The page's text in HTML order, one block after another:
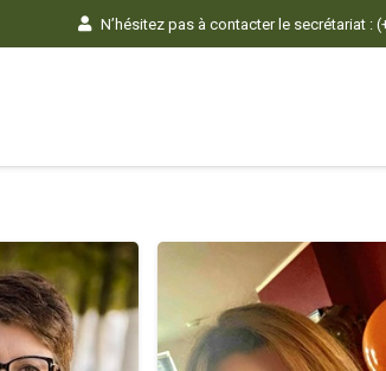
N’hésitez pas à contacter le secrétariat :